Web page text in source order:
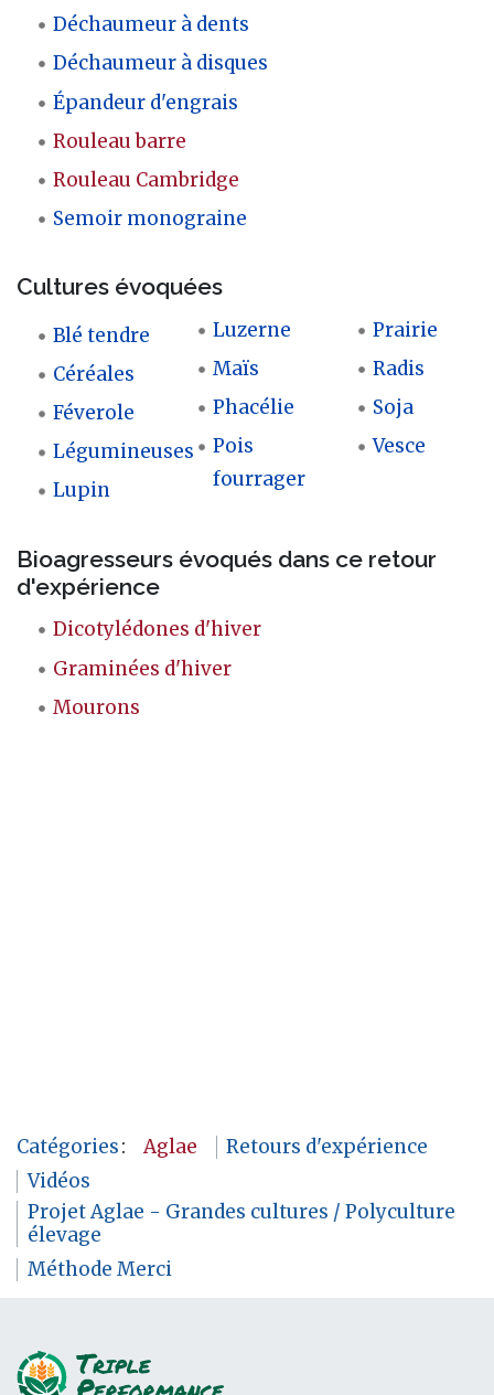
Déchaumeur à dents
Déchaumeur à disques
Épandeur d'engrais
Rouleau barre
Rouleau Cambridge
Semoir monograine
Cultures évoquées
Blé tendre
Céréales
Féverole
Légumineuses
Lupin
Luzerne
Maïs
Phacélie
Pois
fourrager
Prairie
Radis
Soja
Vesce
Bioagresseurs évoqués dans ce retour
d'expérience
Dicotylédones d'hiver
Graminées d'hiver
Mourons
Catégories: Aglae
Retours d'expérience
Vidéos
Projet Aglae - Grandes cultures / Polyculture
élevage
Méthode Merci